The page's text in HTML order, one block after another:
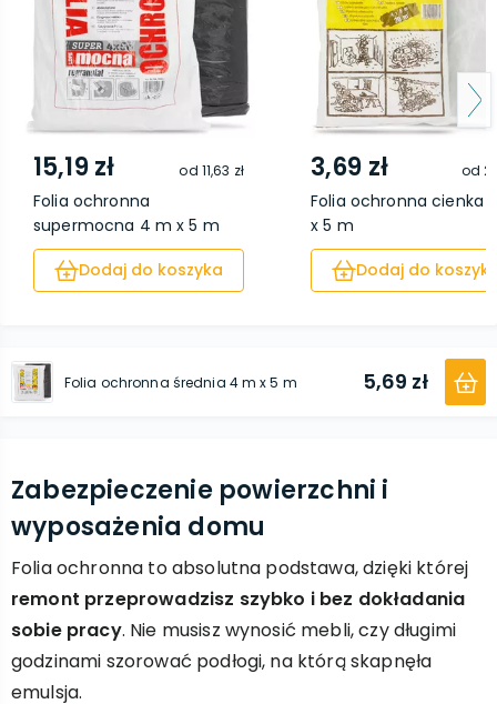
15,19 zł od 11,63 zł
Folia ochronna
supermocna 4 m x 5 m
Dodaj do koszyka
3,69 zł od
Folia ochronna cienka
x 5 m
Dodaj do
Folia ochronna średnia 4 m x 5 m 5,69 zł
Zabezpieczenie powierzchni i
wyposażenia domu
Folia ochronna to absolutna podstawa, dzięki której
remont przeprowadzisz szybko i bez dokładania
sobie pracy. Nie musisz wynosić mebli, czy długimi
godzinami szorować podłogi, na którą skapnęła
emulsja.